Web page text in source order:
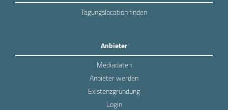
Tagungslocation finden
Anbieter
Mediadaten
Anbieter werden
Existenzgründung
Login